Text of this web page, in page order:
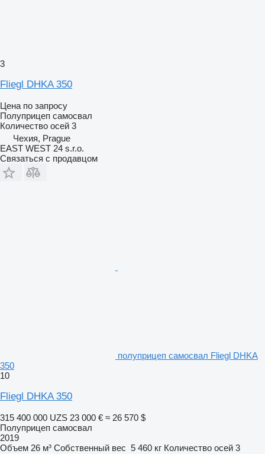
3
Fliegl DHKA 350
Цена по запросу
Полуприцеп самосвал
Количество осей 3
Чехия, Prague
EAST WEST 24 s.r.o.
Связаться с продавцом
полуприцеп самосвал Fliegl DHKA
350
10
Fliegl DHKA 350
315 400 000 UZS 23 000 € ≈ 26 570 $
Полуприцеп самосвал
2019
Объем 26 м³ Собственный вес 5 460 кг Количество осей 3